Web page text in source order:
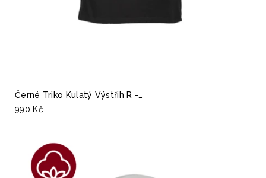
Černé Triko Kulatý Výstřih R -…
990 Kč